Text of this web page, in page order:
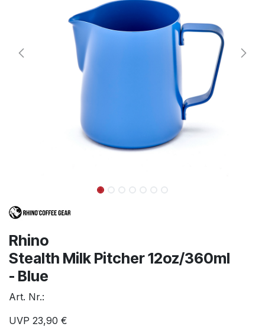
Rhino
Stealth Milk Pitcher 12oz/360ml
- Blue
Art. Nr.:
UVP 23,90 €